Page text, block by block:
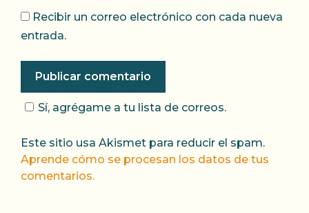
Recibir un correo electrónico con cada nueva
entrada.
Sí, agrégame a tu lista de correos.
Este sitio usa Akismet para reducir el spam.
Aprende cómo se procesan los datos de tus
comentarios.